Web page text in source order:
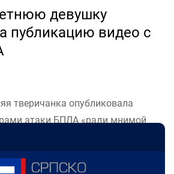
девушку
публикацию видео с
тверичанка опубликовала
атаки БПЛА «ради мнимой
области.